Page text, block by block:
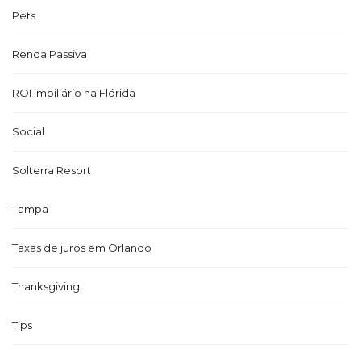
Pets
Renda Passiva
ROI imbiliário na Flórida
Social
Solterra Resort
Tampa
Taxas de juros em Orlando
Thanksgiving
Tips